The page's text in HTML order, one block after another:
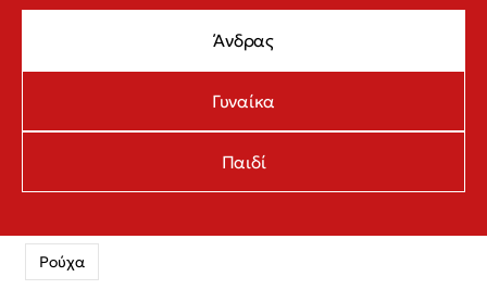
Άνδρας
Γυναίκα
Παιδί
Ρούχα